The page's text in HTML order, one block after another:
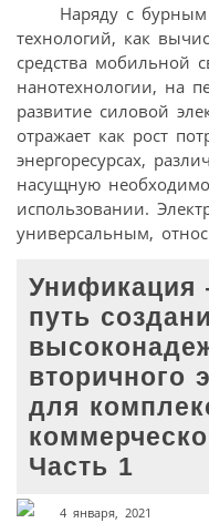
Наряду с бурным
технологий, как
средства мобильной
нанотехнологии, на
развитие силовой
отражает как рост
энергоресурсах,
насущную
использовании.
универсальным,
Унификация
путь
вторичного
для
Часть 1
4 января, 2021